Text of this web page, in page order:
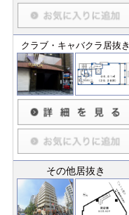
クラブ・キャバクラ居抜き
その他居抜き